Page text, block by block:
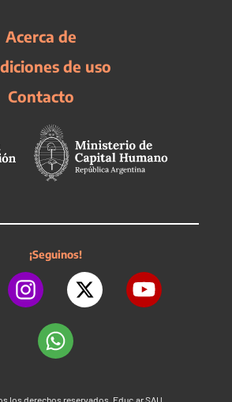
Acerca de
de uso
Contacto
¡Seguinos!
los derechos reservados. Educ.ar SAU